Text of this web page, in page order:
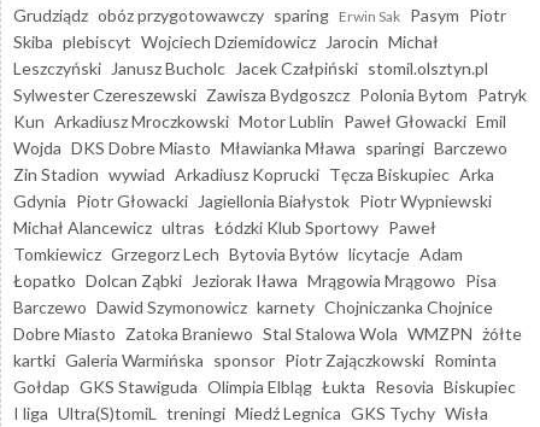
Grudziądz obóz przygotowawczy sparing Erwin Sak Pasym Piotr
Skiba plebiscyt Wojciech Dziemidowicz Jarocin Michał
Leszczyński
Janusz Bucholc Jacek Czałpiński stomil.olsztyn.pl
Sylwester Czereszewski Zawisza Bydgoszcz Polonia Bytom Patryk
Kun Arkadiusz Mroczkowski Motor Lublin Paweł Głowacki Emil
Wojda DKS Dobre Miasto Mławianka Mława sparingi Barczewo
Zin Stadion wywiad Arkadiusz Koprucki Tęcza Biskupiec Arka
Gdynia Piotr Głowacki Jagiellonia Białystok Piotr Wypniewski
Michał Alancewicz ultras Łódzki Klub Sportowy Paweł
Tomkiewicz Grzegorz Lech Bytovia Bytów licytacje Adam
Łopatko Dolcan Ząbki Jeziorak Iława Mrągowia Mrągowo Pisa
Barczewo Dawid Szymonowicz karnety Chojniczanka Chojnice
Dobre Miasto Zatoka Braniewo Stal Stalowa Wola WMZPN żółte
kartki Galeria Warmińska sponsor Piotr Zajączkowski Rominta
Gołdap GKS Stawiguda Olimpia Elbląg Łukta Resovia Biskupiec
I liga Ultra(S)tomiL treningi Miedź Legnica GKS Tychy Wisła